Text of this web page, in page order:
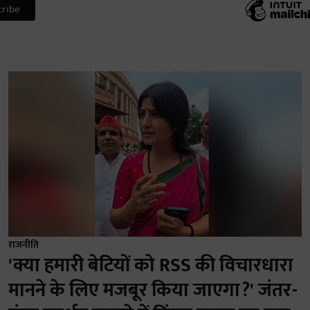
राजनीति
'क्या हमारी बेटियों को RSS की विचारधारा
मानने के लिए मजबूर किया जाएगा?' जंतर-